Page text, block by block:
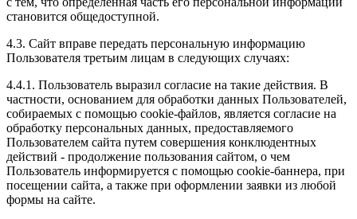
становится общедоступной.
4.3. Сайт вправе передать персональную информацию
Пользователя третьим лицам в следующих случаях:
4.4.1. Пользователь выразил согласие на такие действия. В
частности, основанием для обработки данных Пользователей,
собираемых с помощью cookie-файлов, является согласие на
обработку персональных данных, предоставляемого
Пользователем сайта путем совершения конклюдентных
действий - продолжение пользования сайтом, о чем
Пользователь информируется с помощью cookie-баннера, при
посещении сайта, а также при оформлении заявки из любой
формы на сайте.